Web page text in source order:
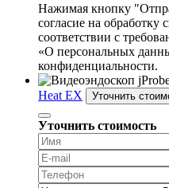
Нажимая кнопку
согласие на
соответствии с
«О персональных
конфиденциальности.
Heat EX
Уточнить
Уточнить стоимость